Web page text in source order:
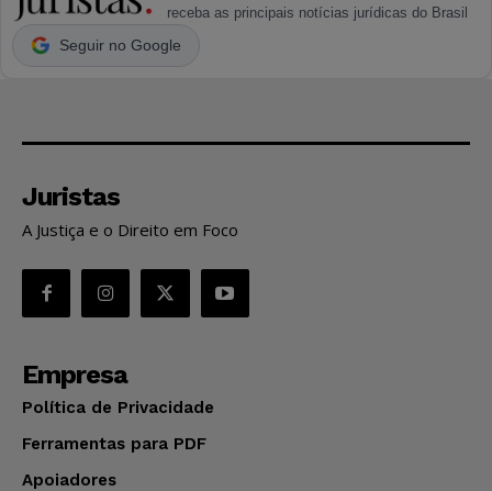
receba as principais notícias jurídicas do Brasil
Seguir no Google
Juristas
A Justiça e o Direito em Foco
Empresa
Política de Privacidade
Ferramentas para PDF
Apoiadores